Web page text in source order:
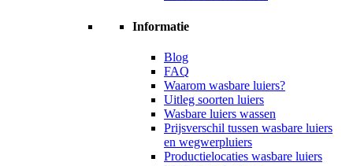
Informatie
Blog
FAQ
Waarom wasbare luiers?
Uitleg soorten luiers
Wasbare luiers wassen
Prijsverschil tussen wasbare luiers
en wegwerpluiers
Productielocaties wasbare luiers